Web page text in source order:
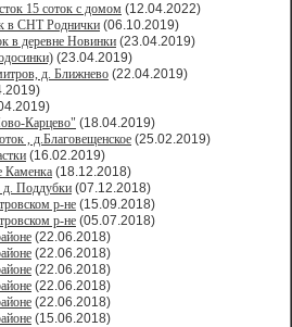
15 соток с домом (12.04.2022)
в СНТ Роднички (06.10.2019)
в деревне Новинки (23.04.2019)
(23.04.2019)
д. Ближнево (22.04.2019)
Карцево" (18.04.2019)
, д.Благовещенское (25.02.2019)
(16.02.2019)
Каменка (18.12.2018)
д. Поддубки (07.12.2018)
р-не (15.09.2018)
р-не (05.07.2018)
(22.06.2018)
(22.06.2018)
(22.06.2018)
(22.06.2018)
(22.06.2018)
(15.06.2018)